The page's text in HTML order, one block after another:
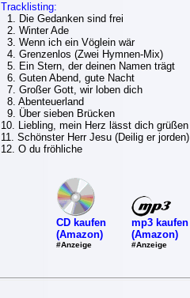
Tracklisting:
1. Die Gedanken sind frei
2. Winter Ade
3. Wenn ich ein Vöglein wär
4. Grenzenlos (Zwei Hymnen-Mix)
5. Ein Stern, der deinen Namen trägt
6. Guten Abend, gute Nacht
7. Großer Gott, wir loben dich
8. Abenteuerland
9. Über sieben Brücken
10. Liebling, mein Herz lässt dich grüßen
11. Schönster Herr Jesu (Deilig er jorden)
12. O du fröhliche
CD kaufen
(Amazon)
#Anzeige
mp3 kaufen
(Amazon)
#Anzeige